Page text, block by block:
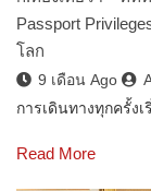
Passport
โลก
9 เดือน Ago
การเดินทางทุกครั้งเ
Read More